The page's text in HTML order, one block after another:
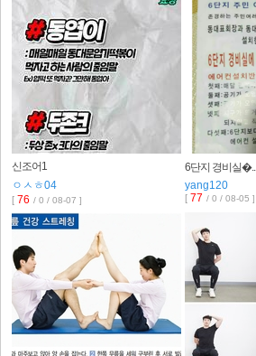
신조어1
ㅇㅅㅎ04
[ 76 / 0 / 08-07 ]
6단지 경비실�..
yang120
[ 77 / 0 / 08-05 ]